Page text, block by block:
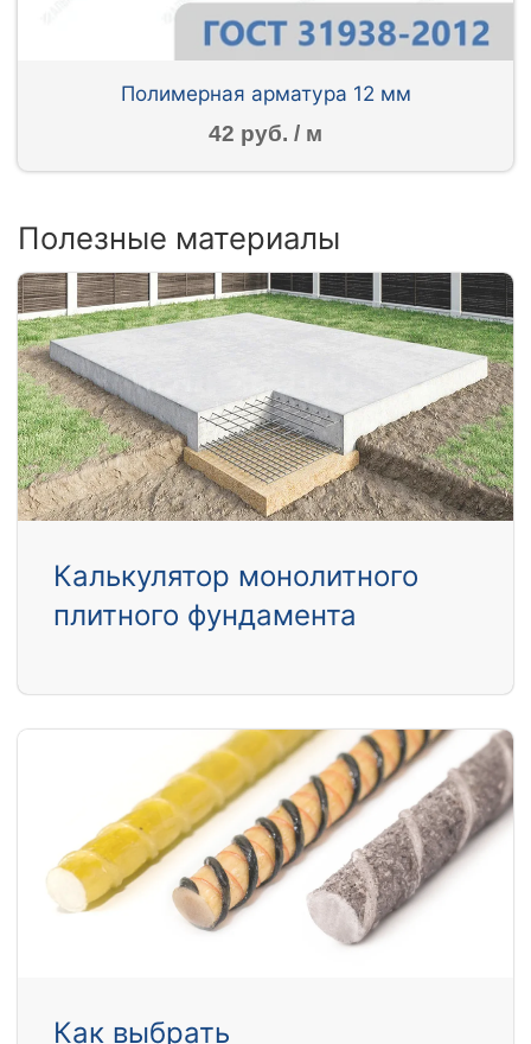
Полимерная арматура 12 мм
42 руб. / м
Полезные материалы
Калькулятор монолитного
плитного фундамента
Как выбрать